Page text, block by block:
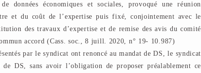
données économiques et sociales, provoqué une réunion
et du coût de l’expertise puis fixé, conjointement avec le
des travaux d’expertise et de remise des avis du comité
accord (Cass. soc., 8 juill. 2020, n° 19- 10.987)
par le syndicat ont renoncé au mandat de DS, le syndicat
DS, sans avoir l’obligation de proposer préalablement ce